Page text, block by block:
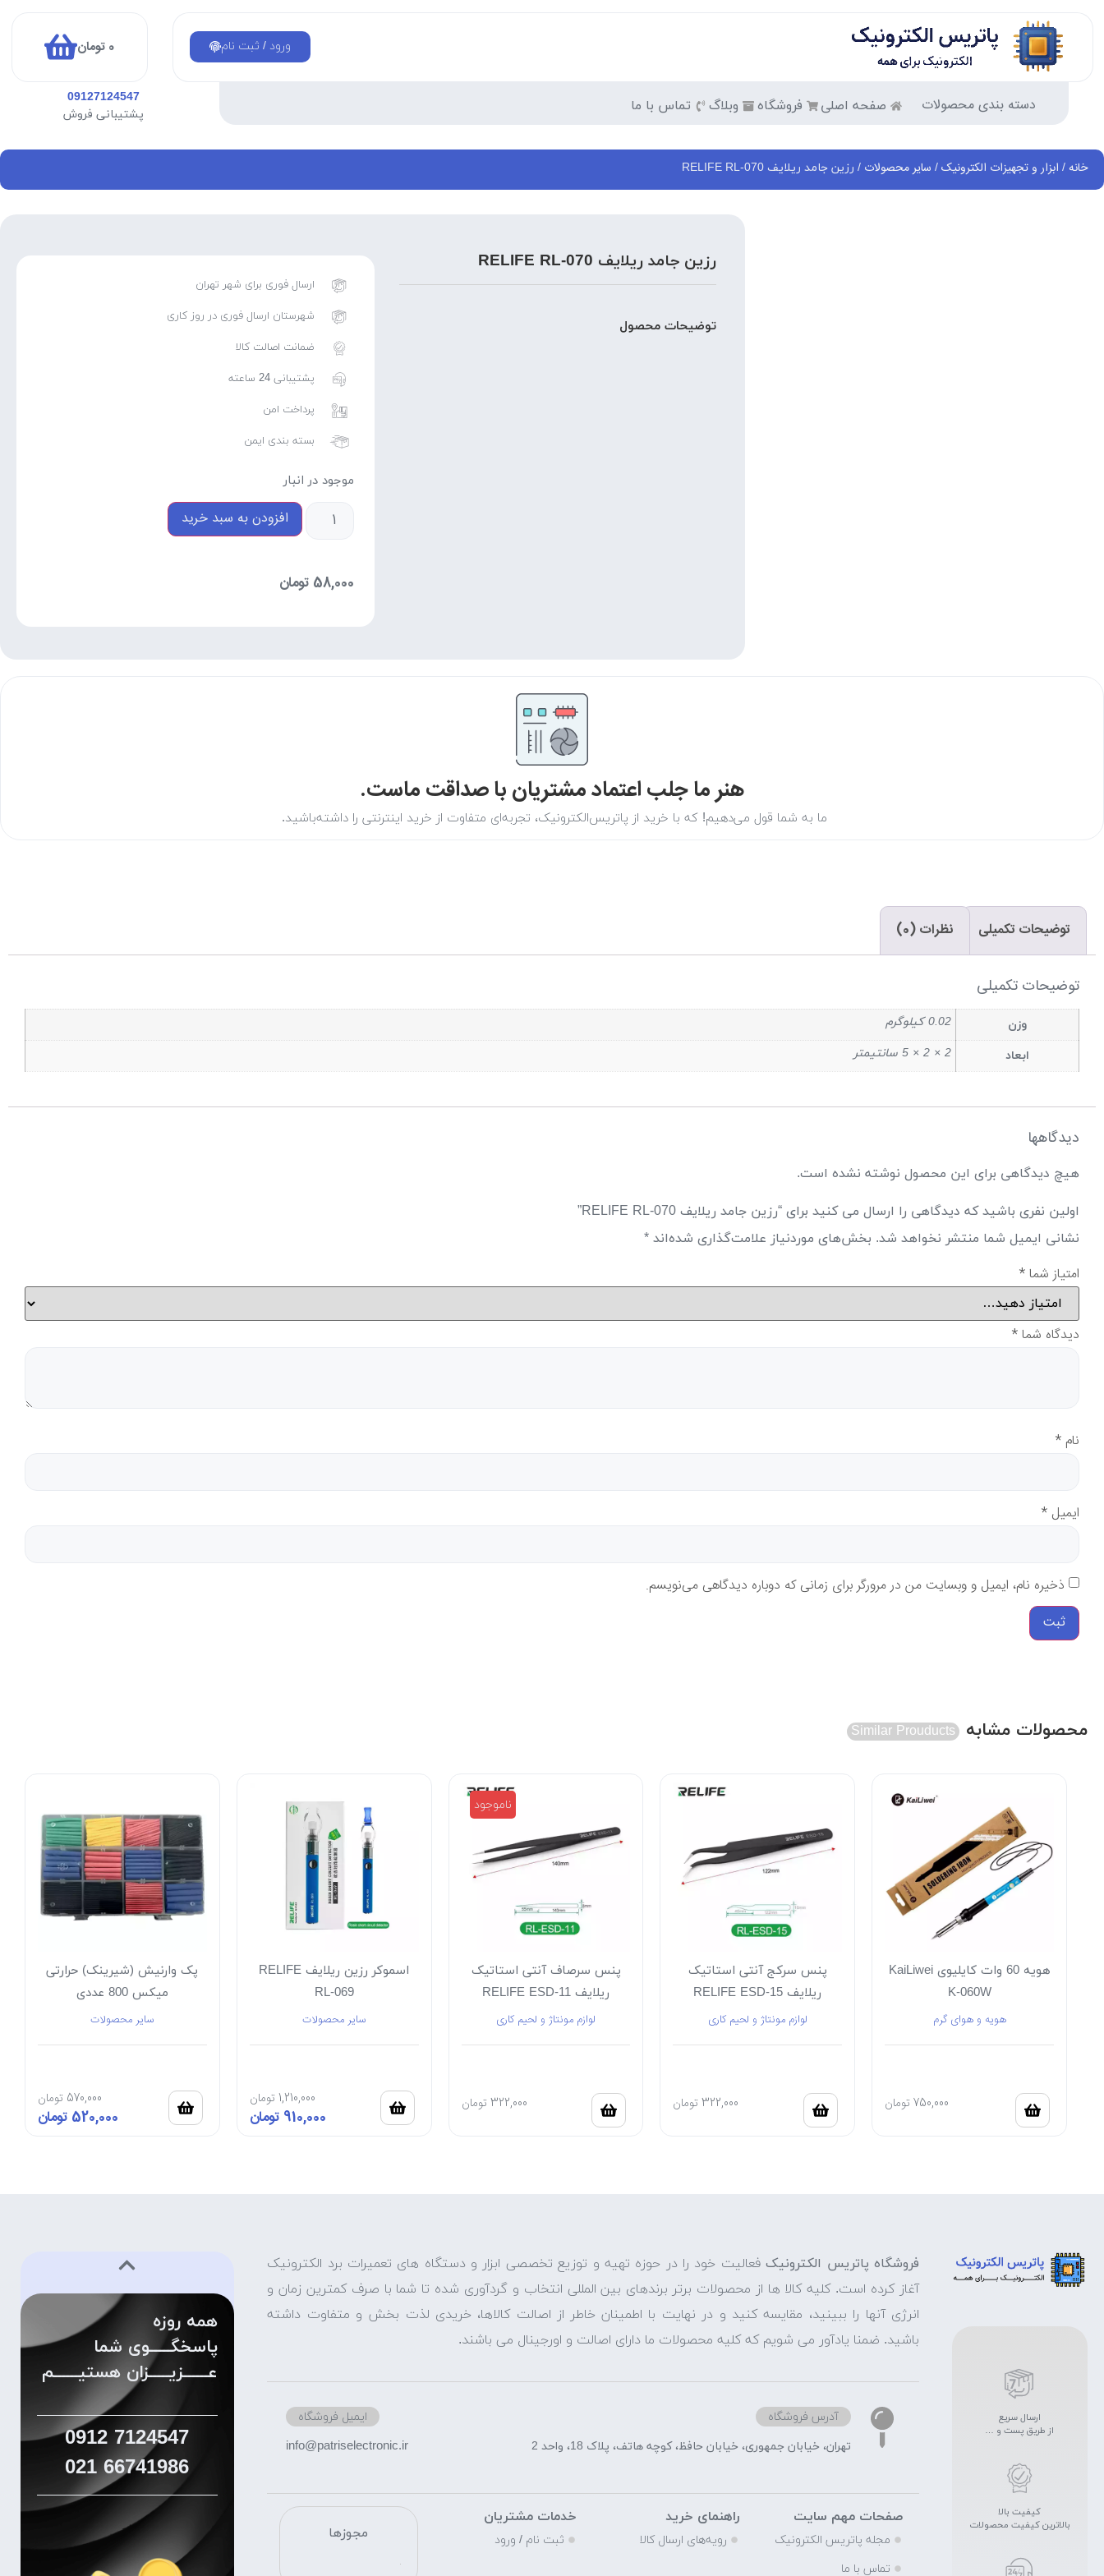
ورود / ثبت نام 0 تومان
دسته بندی محصولات صفحه اصلی فروشگاه وبلاگ تماس با ما
09127124547
پشتیبانی فروش
خانه / ابزار و تجهیزات الکترونیک / سایر محصولات / رزین جامد ریلایف RELIFE RL-070
رزین جامد ریلایف RELIFE RL-070
توضیحات محصول
ارسال فوری برای شهر تهران
شهرستان ارسال فوری در روز کاری
ضمانت اصالت کالا
پشتیبانی 24 ساعته
پرداخت امن
بسته بندی ایمن
موجود در انبار
افزودن به سبد خرید
58,000 تومان
هنر ما جلب اعتماد مشتریان با صداقت ماست.
ما به شما قول می‌دهیم! که با خرید از پاتریس‌الکترونیک، تجربه‌ای متفاوت از خرید اینترنتی را داشته‌باشید.
توضیحات تکمیلی نظرات (0)
توضیحات تکمیلی
وزن
0.02 کیلوگرم
ابعاد
2 × 2 × 5 سانتیمتر
دیدگاهها
هیچ دیدگاهی برای این محصول نوشته نشده است.
اولین نفری باشید که دیدگاهی را ارسال می کنید برای “رزین جامد ریلایف RELIFE RL-070”
نشانی ایمیل شما منتشر نخواهد شد. بخش‌های موردنیاز علامت‌گذاری شده‌اند *
امتیاز شما*
دیدگاه شما*
نام *
ایمیل *
ذخیره نام، ایمیل و وبسایت من در مرورگر برای زمانی که دوباره دیدگاهی می‌نویسم.
محصولات مشابه Similar Prouducts
هویه 60 وات کایلیوی KaiLiwei
K-060W
هویه و هوای گرم
750,000 تومان
پنس سرکج آنتی استاتیک
ریلایف RELIFE ESD-15
لوازم مونتاژ و لحیم کاری
322,000 تومان
پنس سرصاف آنتی استاتیک
ریلایف RELIFE ESD-11
لوازم مونتاژ و لحیم کاری
ناموجود
322,000 تومان
اسموکر رزین ریلایف RELIFE
RL-069
سایر محصولات
1,210,000 تومان
910,000 تومان
پک وارنیش (شیرینک) حرارتی
میکس 800 عددی
سایر محصولات
570,000 تومان
520,000 تومان
ارسال سریع
از طریق پست و …
کیفیت بالا
بالاترین کیفیت محصولات
فروشگاه پاتریس الکترونیکفعالیت خود را در حوزه تهیه و توزیع تخصصی ابزار و دستگاه های تعمیرات برد الکترونیک
آغاز کرده است. کلیه کالا ها از محصولات برتر برندهای بین المللی انتخاب و گردآوری شده تا شما با صرف کمترین زمان و
انرژی آنها را ببینید، مقایسه کنید و در نهایت با اطمینان خاطر از اصالت کالاها، خریدی لذت بخش و متفاوت داشته
باشید. ضمنا یادآور می شویم که کلیه محصولات ما دارای اصالت و اورجینال می باشند.
آدرس فروشگاه
تهران، خیابان جمهوری، خیابان حافظ، کوچه هاتف، پلاک 18، واحد 2
ایمیل فروشگاه
info@patriselectronic.ir
صفحات مهم سایت
مجله پاتریس الکترونیک
تماس با ما
راهنمای خرید
رویه‌های ارسال کالا
خدمات مشتریان
ثبت نام / ورود مجوزها
همه روزه
پاسخگـــــوی شما
عــــــزیـــــزان هستیــــــم
7124547
66741986
021